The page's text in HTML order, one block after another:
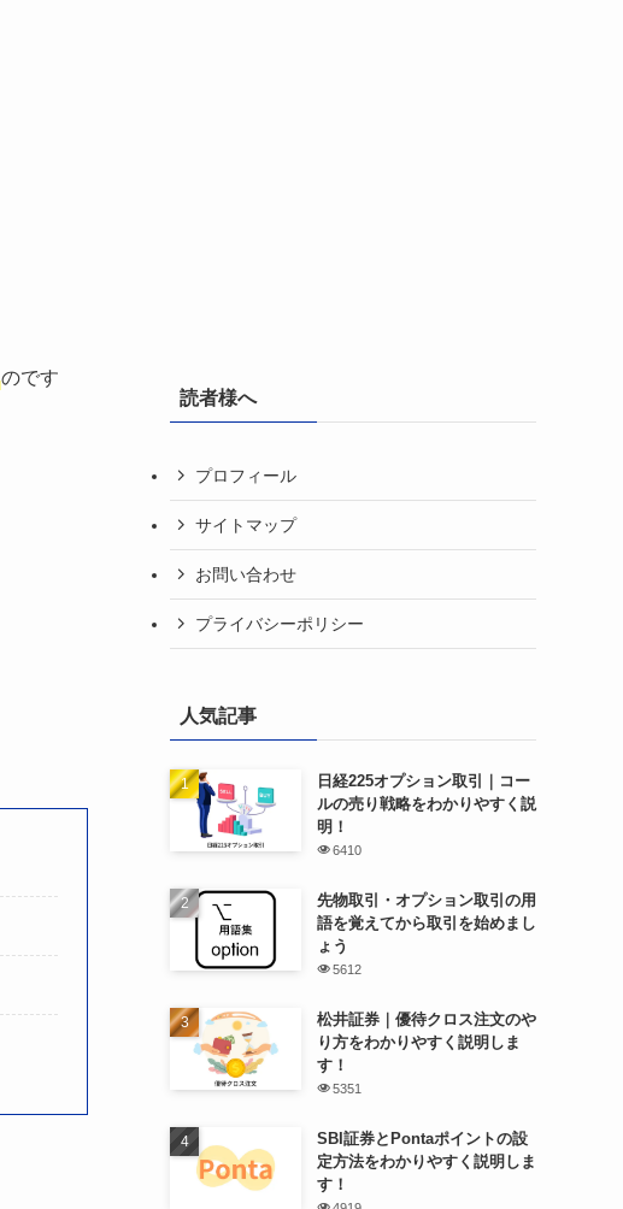
のです
読者様へ
プロフィール
サイトマップ
お問い合わせ
プライバシーポリシー
人気記事
日経225オプション取引｜コー
ルの売り戦略をわかりやすく説
明！
6410
先物取引・オプション取引の用
語を覚えてから取引を始めまし
ょう
5612
松井証券｜優待クロス注文のや
り方をわかりやすく説明しま
す！
5351
SBI証券とPontaポイントの設
定方法をわかりやすく説明しま
す！